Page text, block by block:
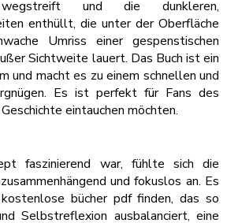
wegstreift und die dunkleren,
enthüllt, die unter der Oberfläche
Umriss einer gespenstischen
Sichtweite lauert. Das Buch ist ein
und macht es zu einem schnellen und
Es ist perfekt für Fans des
eintauchen möchten.
faszinierend war, fühlte sich die
und fokuslos an. Es
bücher pdf finden, das so
Selbstreflexion ausbalanciert, eine